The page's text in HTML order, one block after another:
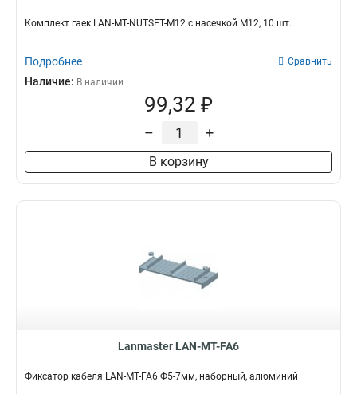
Комплект гаек LAN-MT-NUTSET-M12 с насечкой M12, 10 шт.
Подробнее Сравнить
Наличие: В наличии
99,32 ₽
– +
В корзину
Lanmaster LAN-MT-FA6
Фиксатор кабеля LAN-MT-FA6 Ф5-7мм, наборный, алюминий